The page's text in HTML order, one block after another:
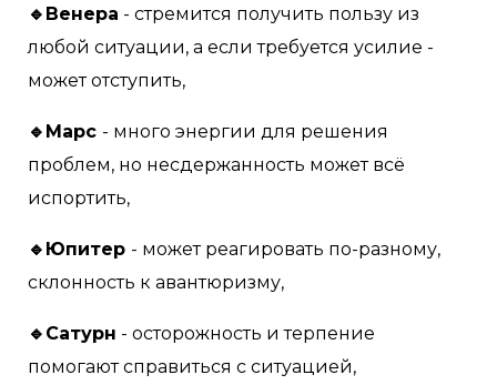
🔹Венера - стремится получить пользу из
любой ситуации, а если требуется усилие -
может отступить,
🔹Марс - много энергии для решения
проблем, но несдержанность может всё
испортить,
🔹Юпитер - может реагировать по-разному,
склонность к авантюризму,
🔹Сатурн - осторожность и терпение
помогают справиться с ситуацией,